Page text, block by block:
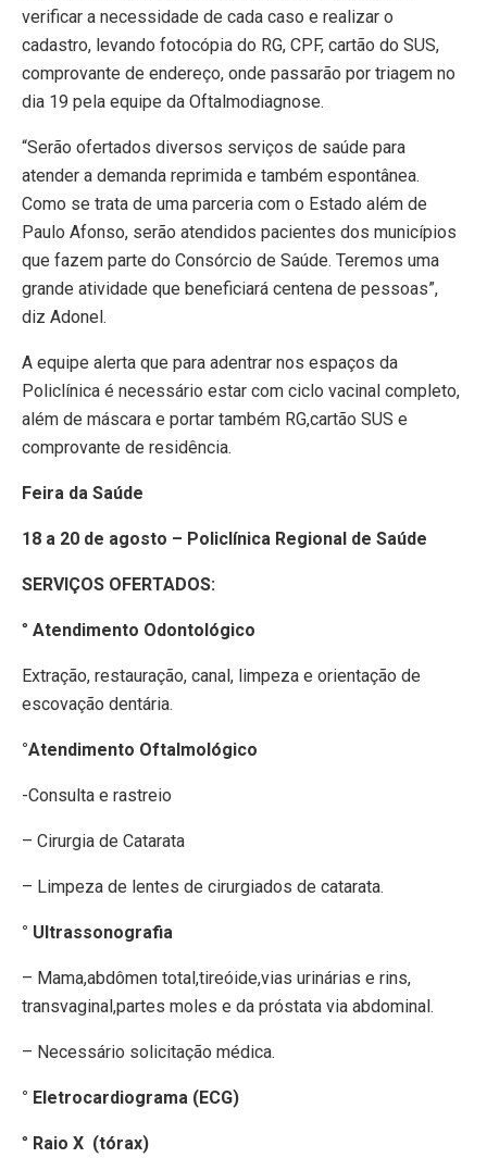
verificar a necessidade de cada caso e realizar o
cadastro, levando fotocópia do RG, CPF, cartão do SUS,
comprovante de endereço, onde passarão por triagem no
dia 19 pela equipe da Oftalmodiagnose.
“Serão ofertados diversos serviços de saúde para
atender a demanda reprimida e também espontânea.
Como se trata de uma parceria com o Estado além de
Paulo Afonso, serão atendidos pacientes dos municípios
que fazem parte do Consórcio de Saúde. Teremos uma
grande atividade que beneficiará centena de pessoas”,
diz Adonel.
A equipe alerta que para adentrar nos espaços da
Policlínica é necessário estar com ciclo vacinal completo,
além de máscara e portar também RG,cartão SUS e
comprovante de residência.
Feira da Saúde
18 a 20 de agosto – Policlínica Regional de Saúde
SERVIÇOS OFERTADOS:
° Atendimento Odontológico
Extração, restauração, canal, limpeza e orientação de
escovação dentária.
°Atendimento Oftalmológico
-Consulta e rastreio
– Cirurgia de Catarata
– Limpeza de lentes de cirurgiados de catarata.
° Ultrassonografia
– Mama,abdômen total,tireóide,vias urinárias e rins,
transvaginal,partes moles e da próstata via abdominal.
– Necessário solicitação médica.
° Eletrocardiograma (ECG)
° Raio X (tórax)